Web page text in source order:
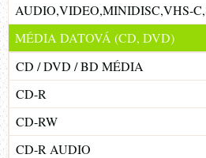
AUDIO,VIDEO,MINIDISC,VHS-
MÉDIA DATOVÁ (CD, DVD)
CD / DVD / BD MÉDIA
CD-R
CD-RW
CD-R AUDIO